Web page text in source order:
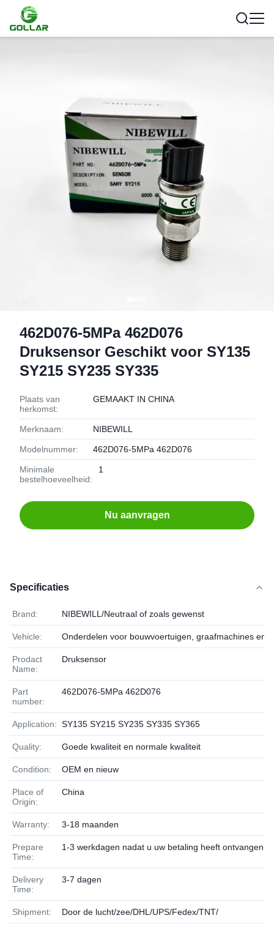
462D076-5MPa 462D076
Druksensor Geschikt voor SY135
SY215 SY235 SY335
Plaats van
herkomst:
GEMAAKT IN CHINA
Merknaam: NIBEWILL
Modelnummer: 462D076-5MPa 462D076
Minimale
bestelhoeveelheid:
1
Nu aanvragen
Specificaties
Brand: NIBEWILL/Neutraal of zoals gewenst
Vehicle: Onderdelen voor bouwvoertuigen, graafmachines en
Prodact
Name:
Druksensor
Part
number:
462D076-5MPa 462D076
Application: SY135 SY215 SY235 SY335 SY365
Quality: Goede kwaliteit en normale kwaliteit
Condition: OEM en nieuw
Place of
Origin:
China
Warranty: 3-18 maanden
Prepare
Time:
1-3 werkdagen nadat u uw betaling heeft ontvangen
Delivery
Time:
3-7 dagen
Shipment: Door de lucht/zee/DHL/UPS/Fedex/TNT/